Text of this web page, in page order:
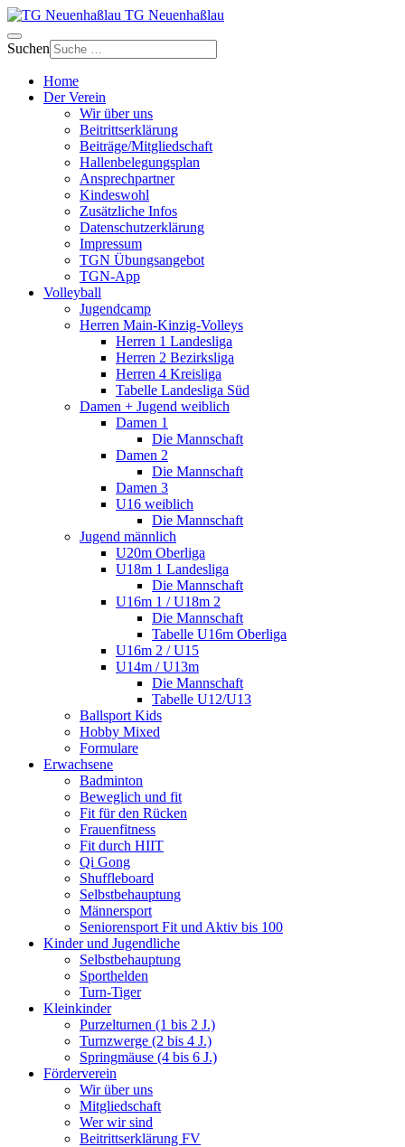
TG Neuenhaßlau
Suchen
Home
Der Verein
Wir über uns
Beitrittserklärung
Beiträge/Mitgliedschaft
Hallenbelegungsplan
Ansprechpartner
Kindeswohl
Zusätzliche Infos
Datenschutzerklärung
Impressum
TGN Übungsangebot
TGN-App
Volleyball
Jugendcamp
Herren Main-Kinzig-Volleys
Herren 1 Landesliga
Herren 2 Bezirksliga
Herren 4 Kreisliga
Tabelle Landesliga Süd
Damen + Jugend weiblich
Damen 1
Die Mannschaft
Damen 2
Die Mannschaft
Damen 3
U16 weiblich
Die Mannschaft
Jugend männlich
U20m Oberliga
U18m 1 Landesliga
Die Mannschaft
U16m 1 / U18m 2
Die Mannschaft
Tabelle U16m Oberliga
U16m 2 / U15
U14m / U13m
Die Mannschaft
Tabelle U12/U13
Ballsport Kids
Hobby Mixed
Formulare
Erwachsene
Badminton
Beweglich und fit
Fit für den Rücken
Frauenfitness
Fit durch HIIT
Qi Gong
Shuffleboard
Selbstbehauptung
Männersport
Seniorensport Fit und Aktiv bis 100
Kinder und Jugendliche
Selbstbehauptung
Sporthelden
Turn-Tiger
Kleinkinder
Purzelturnen (1 bis 2 J.)
Turnzwerge (2 bis 4 J.)
Springmäuse (4 bis 6 J.)
Förderverein
Wir über uns
Mitgliedschaft
Wer wir sind
Beitrittserklärung FV